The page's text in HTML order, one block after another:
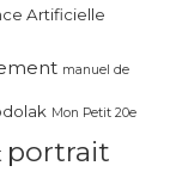
Artificielle
manuel de
Mon Petit 20e
portrait